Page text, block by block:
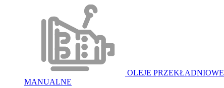
OLEJE PRZEKŁADNIOWE
MANUALNE